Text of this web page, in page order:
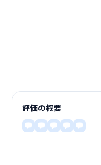
評価の概要